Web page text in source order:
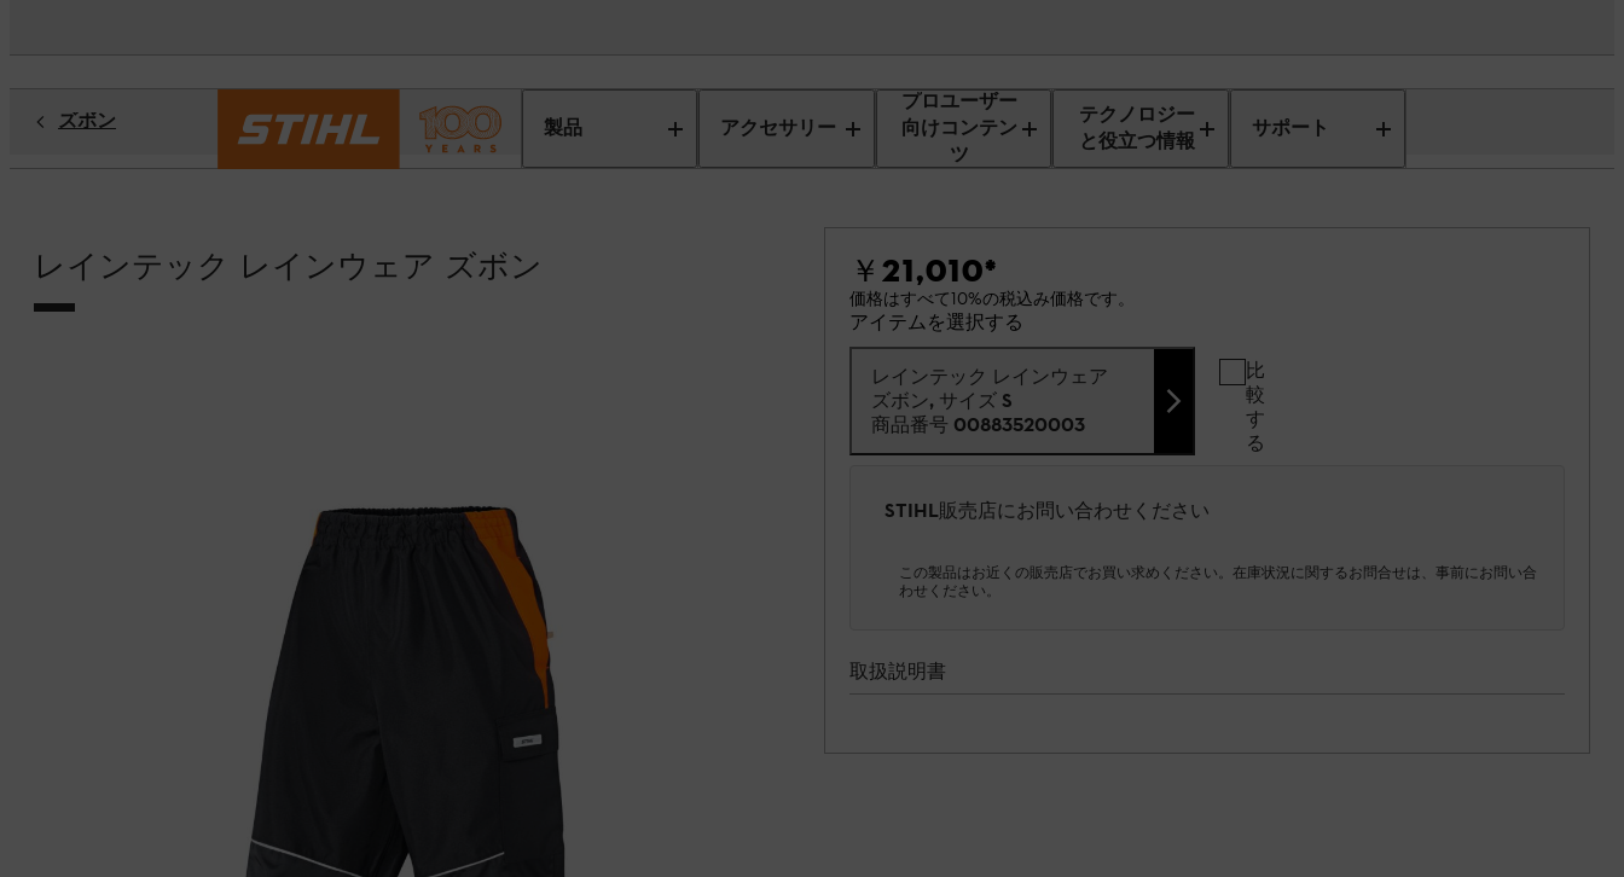
製品 アクセサリー
プロユーザー
向けコンテン
ツ
テクノロジー
と役立つ情報
サポート
ズボン
レインテック レインウェア ズボン ￥21,010*
価格はすべて10%の税込み価格です。
アイテムを選択する
レインテック レインウェア
ズボン, サイズ S
商品番号 00883520003
比
較
す
る
STIHL販売店にお問い合わせください
この製品はお近くの販売店でお買い求めください。在庫状況に関するお問合せは、事前にお問い合
わせください。
取扱説明書